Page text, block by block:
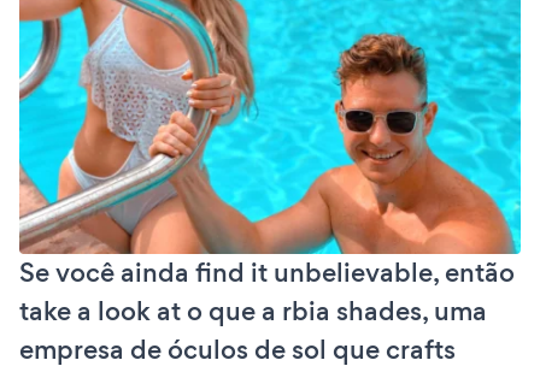
Se você ainda find it unbelievable, então
take a look at o que a rbia shades, uma
empresa de óculos de sol que crafts